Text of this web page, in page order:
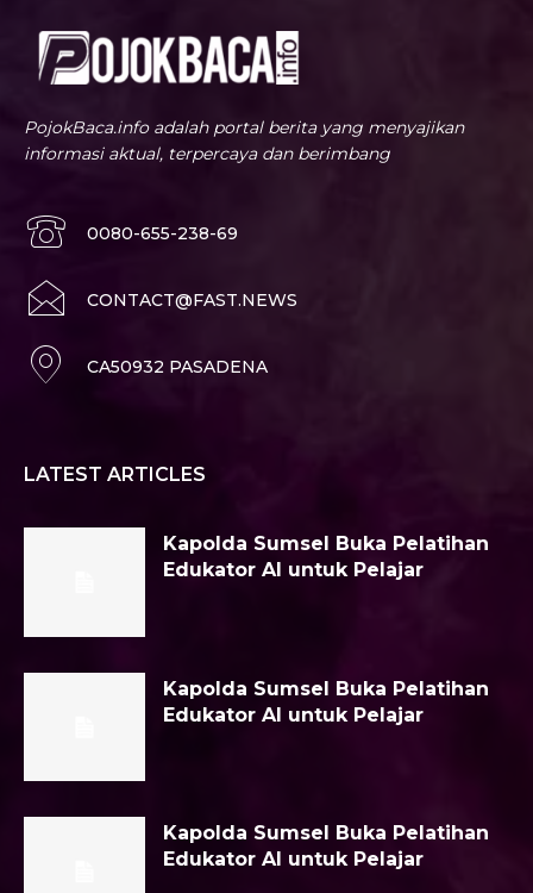
PojokBaca.info adalah portal berita yang menyajikan
informasi aktual, terpercaya dan berimbang
0080-655-238-69
CONTACT@FAST.NEWS
CA50932 PASADENA
LATEST ARTICLES
Kapolda Sumsel Buka Pelatihan
Edukator AI untuk Pelajar
Kapolda Sumsel Buka Pelatihan
Edukator AI untuk Pelajar
Kapolda Sumsel Buka Pelatihan
Edukator AI untuk Pelajar